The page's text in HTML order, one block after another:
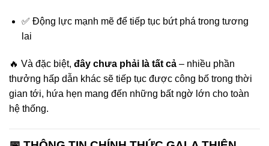
✅ Động lực mạnh mẽ để tiếp tục bứt phá trong tương
lai
🔥 Và đặc biệt, đây chưa phải là tất cả – nhiều phần
thưởng hấp dẫn khác sẽ tiếp tục được công bố trong thời
gian tới, hứa hẹn mang đến những bất ngờ lớn cho toàn
hệ thống.